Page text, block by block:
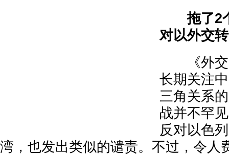
拖了2
对以外交
《外交
长期关注
三角关系
战并不罕
反对以色
湾，也发出类似的谴责。不过，令人